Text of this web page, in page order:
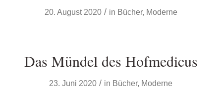
20. August 2020 / in Bücher, Moderne
Das Mündel des Hofmedicus
23. Juni 2020 / in Bücher, Moderne